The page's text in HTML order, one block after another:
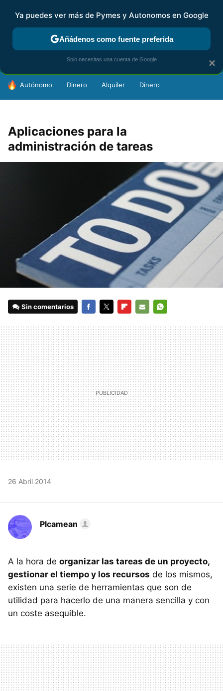
FISCALIDAD Y CONTABILIDAD KIT DIGITAL RENTA
HOY SE HABLA DE
Autónomo Dinero Alquiler Dinero
Aplicaciones para la
administración de tareas
Sin comentarios
MAIL
26 Abril 2014
Plcamean
A la hora de organizar las tareas de un proyecto,
gestionar el tiempo y los recursos de los mismos,
existen una serie de herramientas que son de
utilidad para hacerlo de una manera sencilla y con
un coste asequible.
×
Ya puedes ver más de Pymes y Autonomos en Google
Añádenos como fuente preferida
Solo necesitas una cuenta de Google